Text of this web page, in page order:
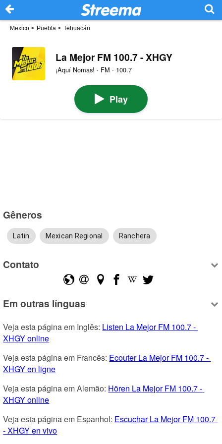
Mexico > Puebla > Tehuacán
La Mejor FM 100.7 - XHGY
¡Aquí Nomas! · FM · 100.7
Play
Gêneros
Latin Mexican Regional Ranchera
Contato
Em outras línguas
Veja esta página em Inglês: Listen La Mejor FM 100.7 -
XHGY online
Veja esta página em Francês: Ecouter La Mejor FM 100.7 -
XHGY en ligne
Veja esta página em Alemão: Hören La Mejor FM 100.7 -
XHGY online
Veja esta página em Espanhol: Escuchar La Mejor FM 100.7
- XHGY en vivo